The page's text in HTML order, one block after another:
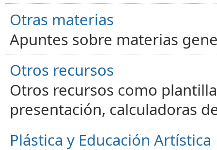
Otras materias
Apuntes sobre materias
Otros recursos
Otros recursos como
presentación, calculadoras
Plástica y Educación Artística